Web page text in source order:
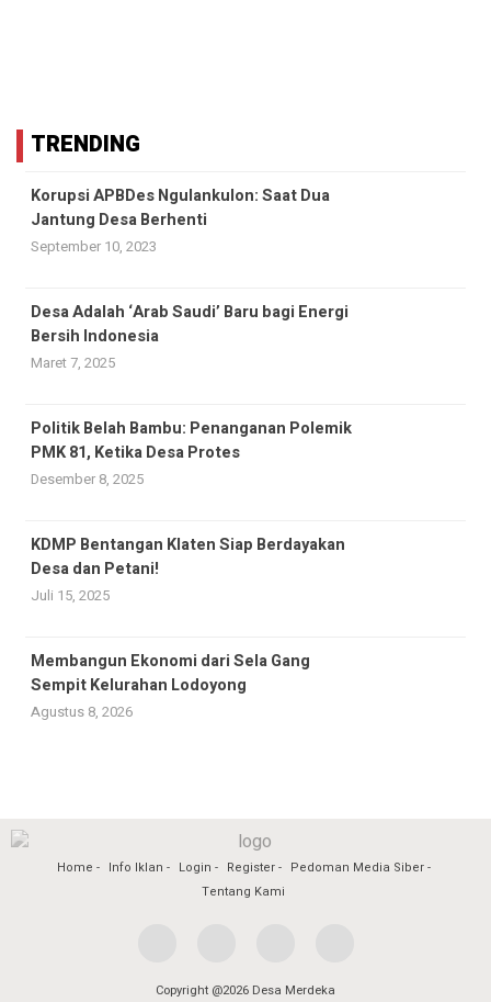
TRENDING
Korupsi APBDes Ngulankulon: Saat Dua
Jantung Desa Berhenti
September 10, 2023
Desa Adalah ‘Arab Saudi’ Baru bagi Energi
Bersih Indonesia
Maret 7, 2025
Politik Belah Bambu: Penanganan Polemik
PMK 81, Ketika Desa Protes
Desember 8, 2025
KDMP Bentangan Klaten Siap Berdayakan
Desa dan Petani!
Juli 15, 2025
Membangun Ekonomi dari Sela Gang
Sempit Kelurahan Lodoyong
Agustus 8, 2026
Home Info Iklan Login Register
Pedoman Media Siber
Tentang Kami
Copyright @2026 Desa Merdeka